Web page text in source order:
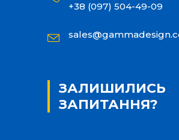
+38 (097) 504-49-09
ЗАЛИШИЛИСЬ
ЗАПИТАННЯ?